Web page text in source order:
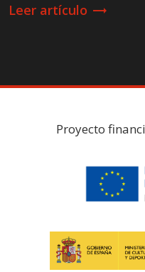
Leer artículo trending_flat
Proyecto